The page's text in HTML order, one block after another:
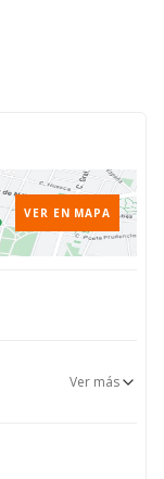
VER EN MAPA
Ver más